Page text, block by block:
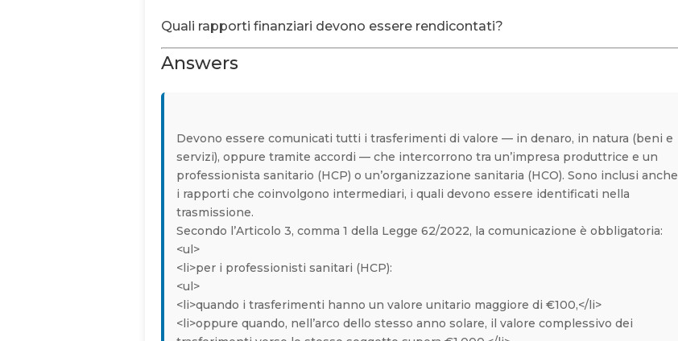
Quali rapporti finanziari devono essere rendicontati?
Answers
Devono essere comunicati tutti i trasferimenti di valore — in denaro, in natura (beni e
servizi), oppure tramite accordi — che intercorrono tra un’impresa produttrice e un
professionista sanitario (HCP) o un’organizzazione sanitaria (HCO). Sono inclusi anche
i rapporti che coinvolgono intermediari, i quali devono essere identificati nella
trasmissione.
Secondo l’Articolo 3, comma 1 della Legge 62/2022, la comunicazione è obbligatoria:
<ul>
<li>per i professionisti sanitari (HCP):
<ul>
<li>quando i trasferimenti hanno un valore unitario maggiore di €100,</li>
<li>oppure quando, nell’arco dello stesso anno solare, il valore complessivo dei